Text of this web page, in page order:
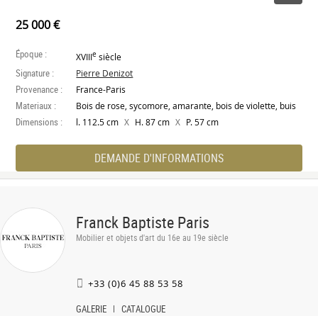
25 000 €
Époque : XVIIIe siècle
Signature : Pierre Denizot
Provenance : France-Paris
Materiaux : Bois de rose, sycomore, amarante, bois de violette, buis
Dimensions : l. 112.5 cm X H. 87 cm X P. 57 cm
DEMANDE D'INFORMATIONS
Franck Baptiste Paris
Mobilier et objets d'art du 16e au 19e siècle
+33 (0)6 45 88 53 58
GALERIE CATALOGUE